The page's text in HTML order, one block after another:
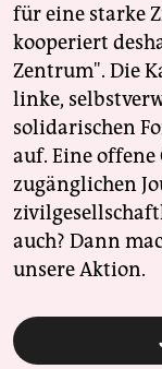
für eine starke
kooperiert
Zentrum". Die
linke,
solidarischen
auf. Eine
zugänglichen
auch? Dann
unsere Aktion.